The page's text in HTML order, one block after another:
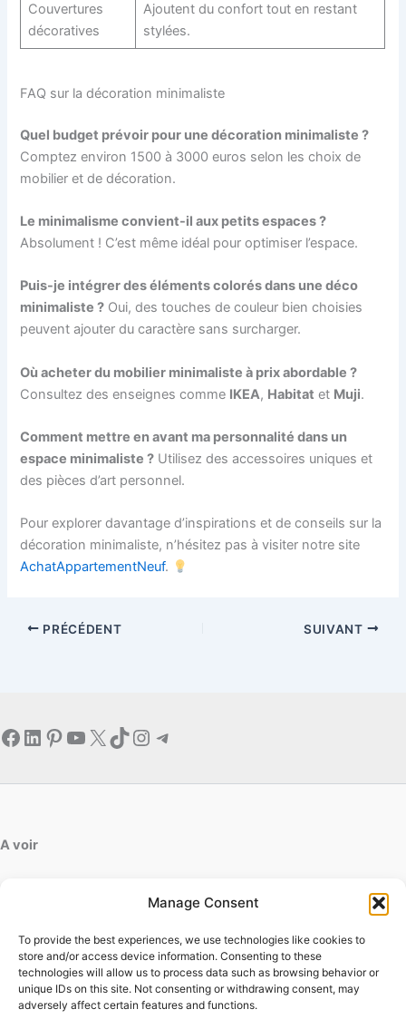
Manage Consent
To provide the best experiences, we use technologies like cookies to
store and/or access device information. Consenting to these
technologies will allow us to process data such as browsing behavior or
unique IDs on this site. Not consenting or withdrawing consent, may
adversely affect certain features and functions.
Couvertures
décoratives
Ajoutent du confort tout en restant
stylées.
FAQ sur la décoration minimaliste
Quel budget prévoir pour une décoration minimaliste ?
Comptez environ 1500 à 3000 euros selon les choix de
mobilier et de décoration.
Le minimalisme convient-il aux petits espaces ?
Absolument ! C’est même idéal pour optimiser l’espace.
Puis-je intégrer des éléments colorés dans une déco
minimaliste ? Oui, des touches de couleur bien choisies
peuvent ajouter du caractère sans surcharger.
Où acheter du mobilier minimaliste à prix abordable ?
Consultez des enseignes comme IKEA, Habitat et Muji.
Comment mettre en avant ma personnalité dans un
espace minimaliste ? Utilisez des accessoires uniques et
des pièces d’art personnel.
Pour explorer davantage d’inspirations et de conseils sur la
décoration minimaliste, n’hésitez pas à visiter notre site
AchatAppartementNeuf.
PRÉCÉDENT SUIVANT
Facebook
LinkedIn
Pinterest
YouTube
X TikTok
Instagram
Telegram
A voir
Contact
Mentions légales
Conditions générales d'utilisation
Conditions générales de vente